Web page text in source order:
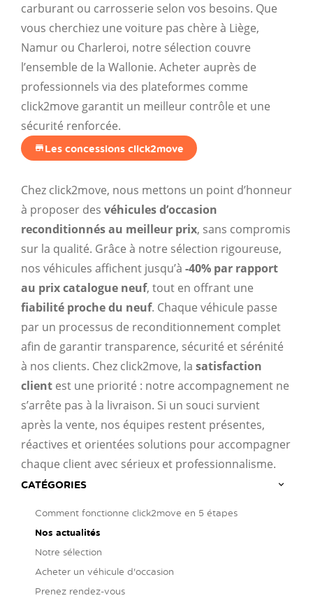
carburant ou carrosserie selon vos besoins. Que
vous cherchiez une voiture pas chère à Liège,
Namur ou Charleroi, notre sélection couvre
l’ensemble de la Wallonie. Acheter auprès de
professionnels via des plateformes comme
click2move garantit un meilleur contrôle et une
sécurité renforcée.
Les concessions click2move
Chez click2move, nous mettons un point d’honneur
à proposer des véhicules d’occasion
reconditionnés au meilleur prix, sans compromis
sur la qualité. Grâce à notre sélection rigoureuse,
nos véhicules affichent jusqu’à -40% par rapport
au prix catalogue neuf, tout en offrant une
fiabilité proche du neuf. Chaque véhicule passe
par un processus de reconditionnement complet
afin de garantir transparence, sécurité et sérénité
à nos clients. Chez click2move, la satisfaction
client est une priorité : notre accompagnement ne
s’arrête pas à la livraison. Si un souci survient
après la vente, nos équipes restent présentes,
réactives et orientées solutions pour accompagner
chaque client avec sérieux et professionnalisme.
CATÉGORIES
Comment fonctionne click2move en 5 étapes
Nos actualités
Notre sélection
Acheter un véhicule d'occasion
Prenez rendez-vous